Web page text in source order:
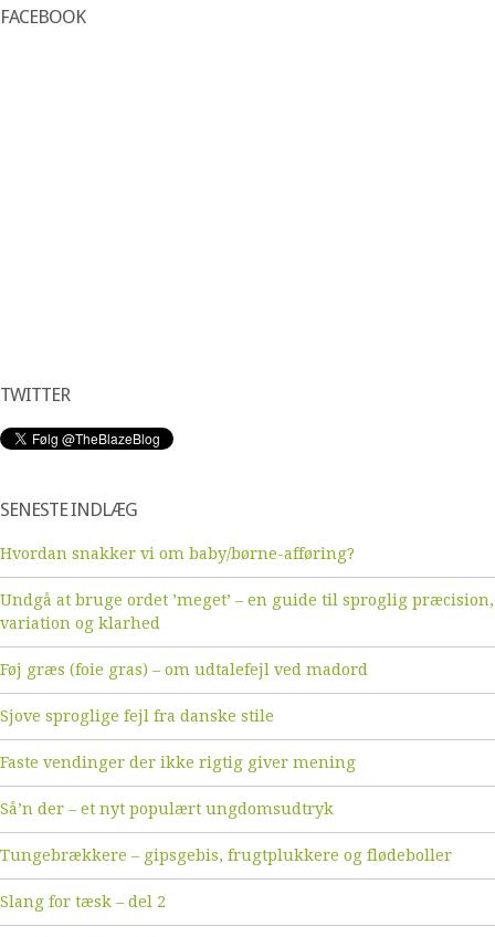
FACEBOOK
TWITTER
SENESTE INDLÆG
Hvordan snakker vi om baby/børne-afføring?
Undgå at bruge ordet ’meget’ – en guide til sproglig præcision,
variation og klarhed
Føj græs (foie gras) – om udtalefejl ved madord
Sjove sproglige fejl fra danske stile
Faste vendinger der ikke rigtig giver mening
Så’n der – et nyt populært ungdomsudtryk
Tungebrækkere – gipsgebis, frugtplukkere og flødeboller
Slang for tæsk – del 2